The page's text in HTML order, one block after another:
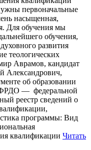
первоначальные
насыщенная,
Для обучения мы
обучения,
развития
теологических
Аврамов, кандидат
Александрович,
об образовании
— федеральной
реестр сведений о
программы: Вид
квалификации Читать